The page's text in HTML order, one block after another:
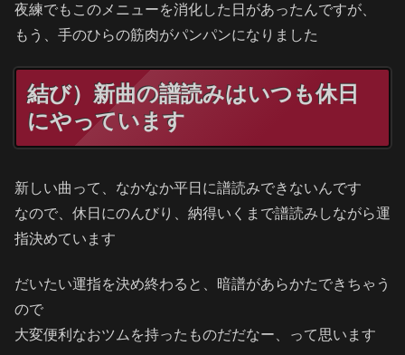
夜練でもこのメニューを消化した日があったんですが、
もう、手のひらの筋肉がパンパンになりました
結び）新曲の譜読みはいつも休日
にやっています
新しい曲って、なかなか平日に譜読みできないんです
なので、休日にのんびり、納得いくまで譜読みしながら運
指決めています
だいたい運指を決め終わると、暗譜があらかたできちゃう
ので
大変便利なおツムを持ったものだだなー、って思います